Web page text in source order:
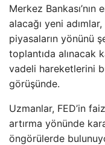
Merkez
alacağı yeni
piyasaların yönünü
toplantıda alınacak
vadeli hareketlerini
görüşünde.
Uzmanlar, FED’in
artırma yönünde
öngörülerde